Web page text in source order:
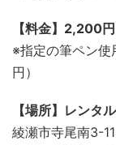
【料金】2,200円
※指定の筆ペン使
円）
【場所】レンタ
綾瀬市寺尾南3-